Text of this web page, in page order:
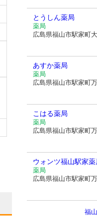
とうしん薬局
薬局
広島県福山市駅家町
あすか薬局
薬局
広島県福山市駅家町
こはる薬局
薬局
広島県福山市駅家町
ウォンツ福山駅家薬
薬局
広島県福山市駅家町
福